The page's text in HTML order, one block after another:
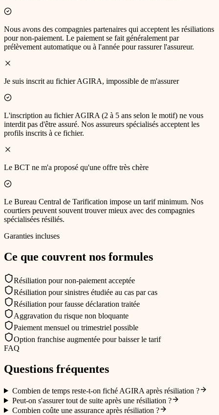
Nous avons des compagnies partenaires qui acceptent les résiliations
pour non-paiement. Le paiement se fait généralement par
prélèvement automatique ou à l'année pour rassurer l'assureur.
Je suis inscrit au fichier AGIRA, impossible de m'assurer
L'inscription au fichier AGIRA (2 à 5 ans selon le motif) ne vous
interdit pas d'être assuré. Nos assureurs spécialisés acceptent les
profils inscrits à ce fichier.
Le BCT ne m'a proposé qu'une offre très chère
Le Bureau Central de Tarification impose un tarif minimum. Nos
courtiers peuvent souvent trouver mieux avec des compagnies
spécialisées résiliés.
Garanties incluses
Ce que couvrent nos formules
Résiliation pour non-paiement acceptée
Résiliation pour sinistres étudiée au cas par cas
Résiliation pour fausse déclaration traitée
Aggravation du risque non bloquante
Paiement mensuel ou trimestriel possible
Option franchise augmentée pour baisser le tarif
FAQ
Questions fréquentes
Combien de temps reste-t-on fiché AGIRA après résiliation ?
Peut-on s'assurer tout de suite après une résiliation ?
Combien coûte une assurance après résiliation ?